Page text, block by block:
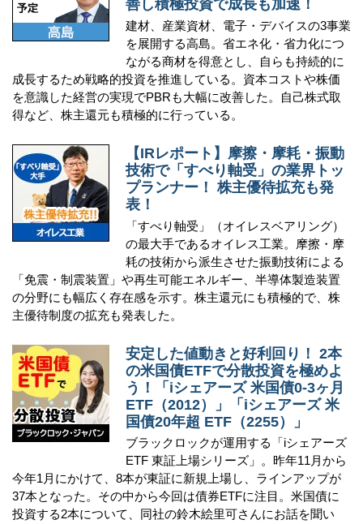
善し積極投資で成長も加速！
建材、産業資材、電子・デバイスの3事業
を展開する高島。省エネ化・省力化につ
ながる商材を得意とし、自らも持続的に
成長するため戦略的投資を推進している。資本コストや株価
を意識した経営の実現でPBRも大幅に改善した。自己株式取
得など、株主還元も積極的に行っている。
【IRレポート】摩擦・摩耗・振動
技術で「すべり軸受」の業界トッ
プランナー！ 株主優待拡充も発
表！
「すべり軸受」（オイレスベアリング）
の最大手であるオイレス工業。摩擦・摩
耗の技術から派生させた振動技術による
「免震・制震装置」や再生可能エネルギー、半導体製造装置
の分野にも幅広く存在感を示す。株主還元にも積極的で、株
主優待制度の拡充も発表した。
安定した値動きと好利回り！ 2本
の米国債ETFで分散投資を極めよ
う！「iシェアーズ 米国債0-3ヶ月
ETF（2012）」「iシェアーズ 米
国債20年超 ETF（2255）」
ブラックロックが運用する「iシェアーズ
ETF 東証上場シリーズ」。昨年11月から
今年1月にかけて、8本が東証に新規上場し、ラインアップが
37本となった。その中から今回は債券ETFに注目。米国債に
投資する2本について、同社の鈴木絵里可さんにお話を聞い